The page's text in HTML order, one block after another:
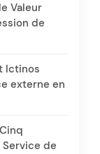
Valeur
de
Ictinos
externe en
Service de